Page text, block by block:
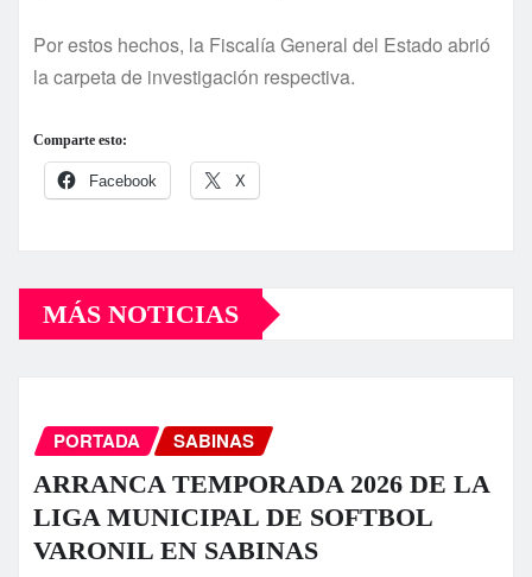
Por estos hechos, la Fiscalía General del Estado abrió
la carpeta de investigación respectiva.
Comparte esto:
Facebook X
MÁS NOTICIAS
PORTADA SABINAS
ARRANCA TEMPORADA 2026 DE LA
LIGA MUNICIPAL DE SOFTBOL
VARONIL EN SABINAS